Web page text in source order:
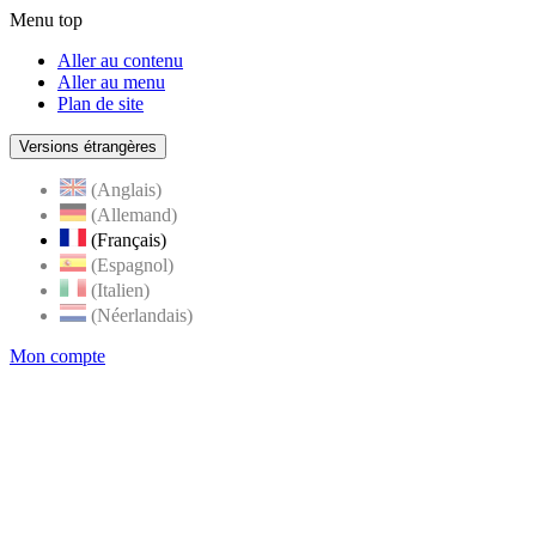
Menu top
Aller au contenu
Aller au menu
Plan de site
Versions étrangères
(Anglais)
(Allemand)
(Français)
(Espagnol)
(Italien)
(Néerlandais)
Mon compte